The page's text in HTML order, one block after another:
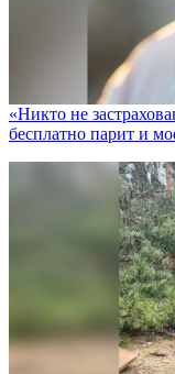
«Никто не
бесплатно парит и